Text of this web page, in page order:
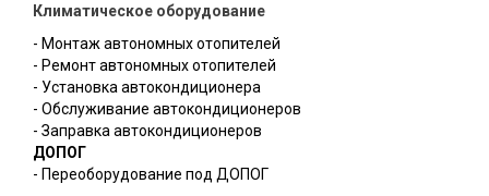
Климатическое оборудование
- Монтаж автономных отопителей
- Ремонт автономных отопителей
- Установка автокондиционера
- Обслуживание автокондиционеров
- Заправка автокондиционеров
ДОПОГ
- Переоборудование под ДОПОГ